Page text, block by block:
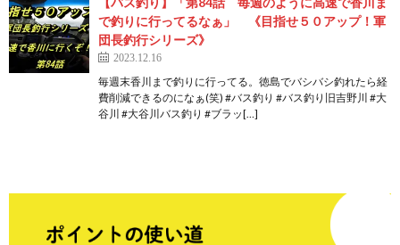
で釣りに行ってるなぁ」 《目指せ５０アップ！軍
団長釣行シリーズ》
2023.12.16
毎週末香川まで釣りに行ってる。徳島でバシバシ釣れたら経
費削減できるのになぁ(笑) #バス釣り #バス釣り旧吉野川 #大
谷川 #大谷川バス釣り #ブラッ[…]